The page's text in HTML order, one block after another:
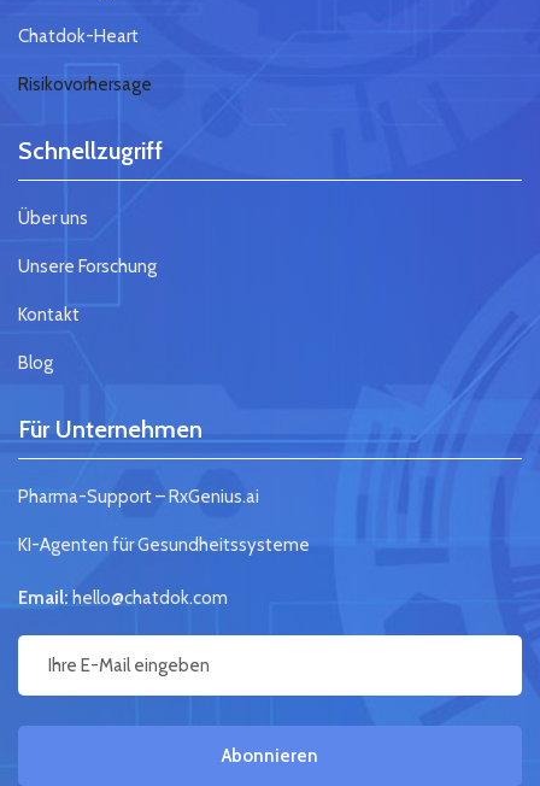
Chatdok-Heart
Risikovorhersage
Schnellzugriff
Über uns
Unsere Forschung
Kontakt
Blog
Für Unternehmen
Pharma-Support – RxGenius.ai
KI-Agenten für Gesundheitssysteme
Email: hello@chatdok.com
Abonnieren